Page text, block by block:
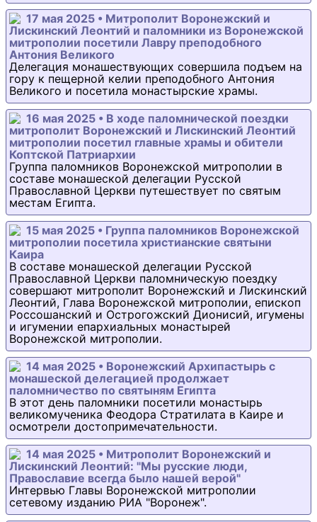
17 мая 2025 • Митрополит Воронежский и
Лискинский Леонтий и паломники из Воронежской
митрополии посетили Лавру преподобного
Антония Великого
Делегация монашествующих совершила подъем на
гору к пещерной келии преподобного Антония
Великого и посетила монастырские храмы.
16 мая 2025 • В ходе паломнической поездки
митрополит Воронежский и Лискинский Леонтий
митрополии посетил главные храмы и обители
Коптской Патриархии
Группа паломников Воронежской митрополии в
составе монашеской делегации Русской
Православной Церкви путешествует по святым
местам Египта.
15 мая 2025 • Группа паломников Воронежской
митрополии посетила христианские святыни
Каира
В составе монашеской делегации Русской
Православной Церкви паломническую поездку
совершают митрополит Воронежский и Лискинский
Леонтий, Глава Воронежской митрополии, епископ
Россошанский и Острогожский Дионисий, игумены
и игумении епархиальных монастырей
Воронежской митрополии.
14 мая 2025 • Воронежский Архипастырь с
монашеской делегацией продолжает
паломничество по святыням Египта
В этот день паломники посетили монастырь
великомученика Феодора Стратилата в Каире и
осмотрели достопримечательности.
14 мая 2025 • Митрополит Воронежский и
Лискинский Леонтий: "Мы русские люди,
Православие всегда было нашей верой"
Интервью Главы Воронежской митрополии
сетевому изданию РИА "Воронеж".